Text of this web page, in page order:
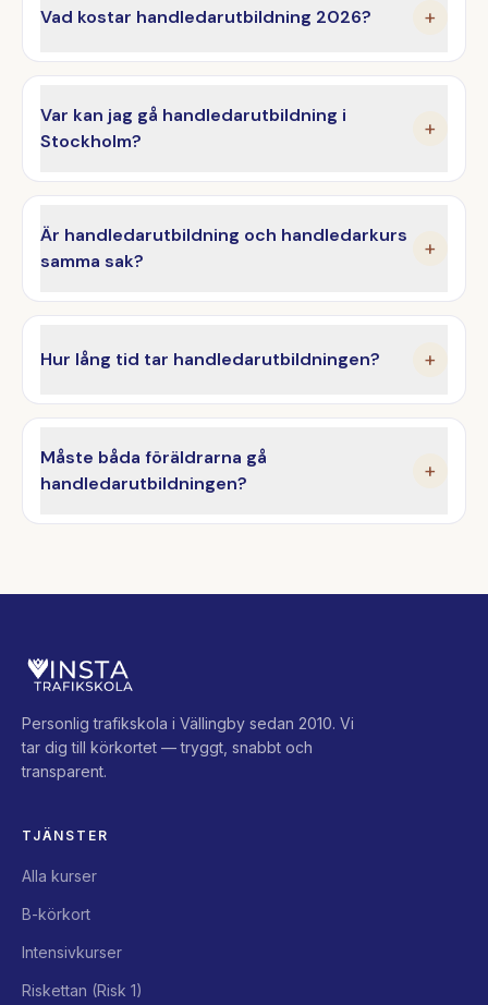
Vad kostar handledarutbildning 2026? +
Var kan jag gå handledarutbildning i
Stockholm?
+
Är handledarutbildning och handledarkurs
samma sak?
+
Hur lång tid tar handledarutbildningen? +
Måste båda föräldrarna gå
handledarutbildningen?
+
Personlig trafikskola i Vällingby sedan 2010. Vi
tar dig till körkortet — tryggt, snabbt och
transparent.
TJÄNSTER
Alla kurser
B-körkort
Intensivkurser
Riskettan (Risk 1)